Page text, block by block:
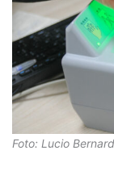
Foto: Lucio